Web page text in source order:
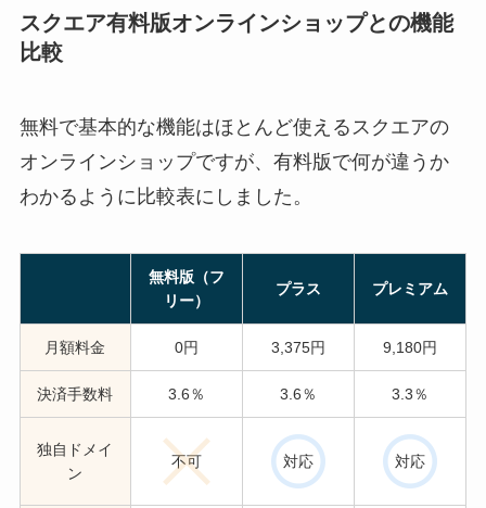
スクエア有料版オンラインショップとの機能
比較
無料で基本的な機能はほとんど使えるスクエアの
オンラインショップですが、有料版で何が違うか
わかるように比較表にしました。
無料版（フ
リー）
プラス プレミアム
月額料金 0円 3,375円 9,180円
決済手数料 3.6％ 3.6％ 3.3％
独自ドメイ
ン
不可 対応 対応